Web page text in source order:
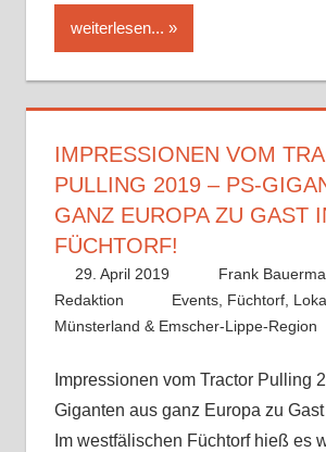
weiterlesen...
IMPRESSIONEN VOM
PULLING 2019 – PS-
GANZ EUROPA ZU GAST
FÜCHTORF!
29. April 2019
Frank
Redaktion
Events Füchtorf
Münsterland & Emscher-Lippe-Region
Impressionen vom Tractor Pulling
Giganten aus ganz Europa zu
Im westfälischen Füchtorf hieß es